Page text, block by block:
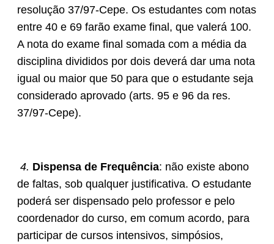
resolução 37/97-Cepe. Os estudantes com notas
entre 40 e 69 farão exame final, que valerá 100.
A nota do exame final somada com a média da
disciplina divididos por dois deverá dar uma nota
igual ou maior que 50 para que o estudante seja
considerado aprovado (arts. 95 e 96 da res.
37/97-Cepe).
4. Dispensa de Frequência: não existe abono
de faltas, sob qualquer justificativa. O estudante
poderá ser dispensado pelo professor e pelo
coordenador do curso, em comum acordo, para
participar de cursos intensivos, simpósios,